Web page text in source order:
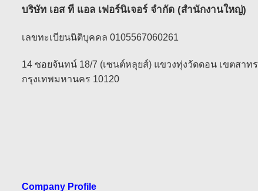
บริษัท เอส ที แอล เฟอร์นิเจอร์ จำกัด (สำนักงานใหญ่)
เลขทะเบียนนิติบุคคล 0105567060261
14 ซอยจันทน์ 18/7 (เซนต์หลุยส์) แขวงทุ่งวัดดอน เขตสาทร
กรุงเทพมหานคร 10120
Company Profile